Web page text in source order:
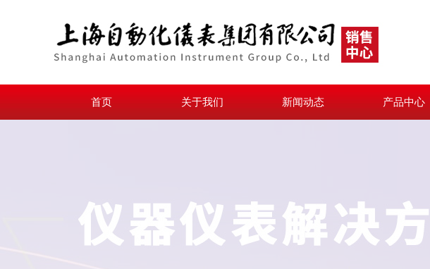
首页 关于我们 新闻动态 产品中心